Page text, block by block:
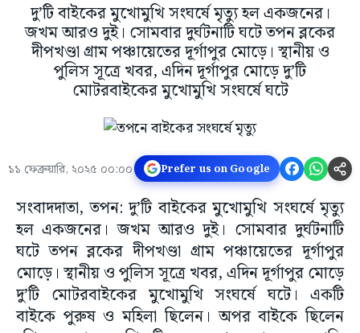
দু’টি বাইকের মুখোমুখি সংঘর্ষে মৃত্যু হল একজনের।
জখম আরও দুই। সোমবার দুর্ঘটনাটি ঘটে তপন ব্লকের
দীপখণ্ডা গ্রাম পঞ্চায়েতের দূর্গাপুর মোড়ে। স্থানীয় ও
পুলিস সূত্রে খবর, এদিন দূর্গাপুর মোড়ে দু’টি
মোটরবাইকের মুখোমুখি সংঘর্ষে ঘটে
১১ ফেব্রুয়ারি, ২০২৫ ০০:০০ Prefer us on Google
সংবাদদাতা, তপন: দু’টি বাইকের মুখোমুখি সংঘর্ষে মৃত্যু
হল একজনের। জখম আরও দুই। সোমবার দুর্ঘটনাটি
ঘটে তপন ব্লকের দীপখণ্ডা গ্রাম পঞ্চায়েতের দূর্গাপুর
মোড়ে। স্থানীয় ও পুলিস সূত্রে খবর, এদিন দূর্গাপুর মোড়ে
দু’টি মোটরবাইকের মুখোমুখি সংঘর্ষে ঘটে। একটি
বাইকে পুরুষ ও মহিলা ছিলেন। অপর বাইকে ছিলেন